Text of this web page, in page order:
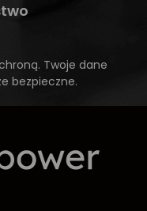
Twoje dane
bezpieczne.